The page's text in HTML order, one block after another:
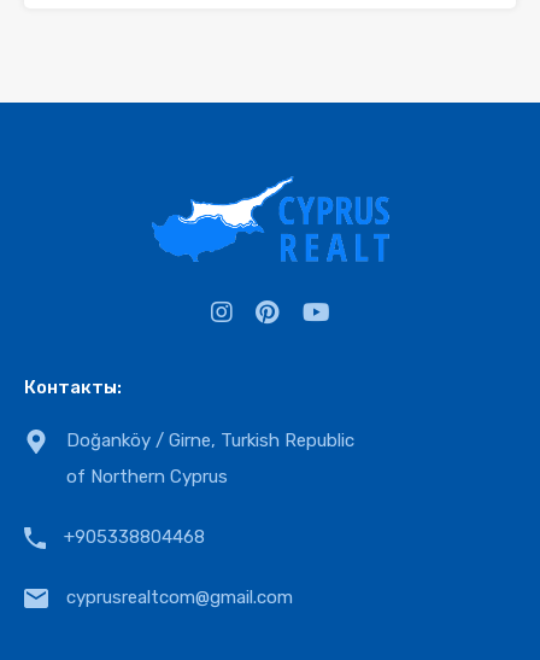
Контакты:
Doğanköy / Girne, Turkish Republic
of Northern Cyprus
+905338804468
cyprusrealtcom@gmail.com